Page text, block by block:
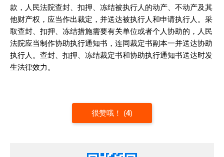
款，人民法院查封、扣押、冻结被执行人的动产、不动产及其
他财产权，应当作出裁定，并送达被执行人和申请执行人。采
取查封、扣押、冻结措施需要有关单位或者个人协助的，人民
法院应当制作协助执行通知书，连同裁定书副本一并送达协助
执行人。查封、扣押、冻结裁定书和协助执行通知书送达时发
生法律效力。
很赞哦！ (4)